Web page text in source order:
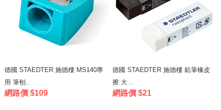
德國 STAEDTER 施德樓 MS140專
用 筆刨..
網路價 $109
德國 STAEDTER 施德樓 鉛筆橡皮
擦 大 ..
網路價 $21